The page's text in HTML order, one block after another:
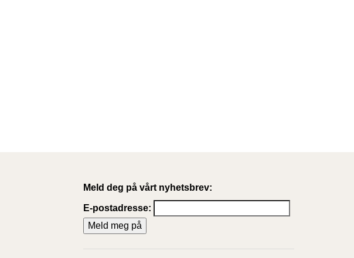
Meld deg på vårt nyhetsbrev:
E-postadresse: